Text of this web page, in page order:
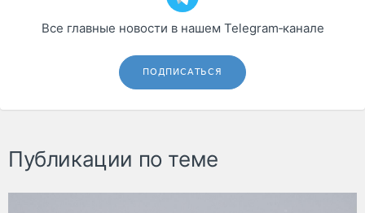
Все главные новости в нашем Telegram‑канале
ПОДПИСАТЬСЯ
Публикации по теме